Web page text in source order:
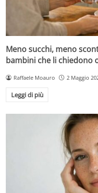
Meno succhi, meno
bambini che li chiedono
Raffaele Moauro 2 Maggio
Leggi di più